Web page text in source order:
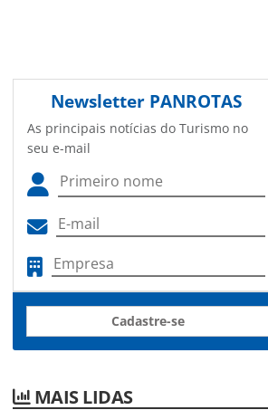
Newsletter PANROTAS
As principais notícias do Turismo no
seu e-mail
Cadastre-se
MAIS LIDAS